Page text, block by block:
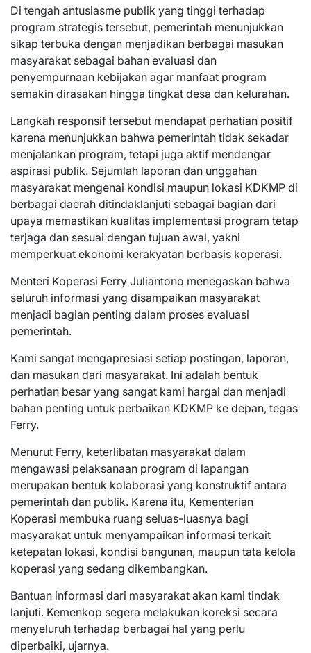
Di tengah antusiasme publik yang tinggi terhadap
program strategis tersebut, pemerintah menunjukkan
sikap terbuka dengan menjadikan berbagai masukan
masyarakat sebagai bahan evaluasi dan
penyempurnaan kebijakan agar manfaat program
semakin dirasakan hingga tingkat desa dan kelurahan.
Langkah responsif tersebut mendapat perhatian positif
karena menunjukkan bahwa pemerintah tidak sekadar
menjalankan program, tetapi juga aktif mendengar
aspirasi publik. Sejumlah laporan dan unggahan
masyarakat mengenai kondisi maupun lokasi KDKMP di
berbagai daerah ditindaklanjuti sebagai bagian dari
upaya memastikan kualitas implementasi program tetap
terjaga dan sesuai dengan tujuan awal, yakni
memperkuat ekonomi kerakyatan berbasis koperasi.
Menteri Koperasi Ferry Juliantono menegaskan bahwa
seluruh informasi yang disampaikan masyarakat
menjadi bagian penting dalam proses evaluasi
pemerintah.
Kami sangat mengapresiasi setiap postingan, laporan,
dan masukan dari masyarakat. Ini adalah bentuk
perhatian besar yang sangat kami hargai dan menjadi
bahan penting untuk perbaikan KDKMP ke depan, tegas
Ferry.
Menurut Ferry, keterlibatan masyarakat dalam
mengawasi pelaksanaan program di lapangan
merupakan bentuk kolaborasi yang konstruktif antara
pemerintah dan publik. Karena itu, Kementerian
Koperasi membuka ruang seluas-luasnya bagi
masyarakat untuk menyampaikan informasi terkait
ketepatan lokasi, kondisi bangunan, maupun tata kelola
koperasi yang sedang dikembangkan.
Bantuan informasi dari masyarakat akan kami tindak
lanjuti. Kemenkop segera melakukan koreksi secara
menyeluruh terhadap berbagai hal yang perlu
diperbaiki, ujarnya.